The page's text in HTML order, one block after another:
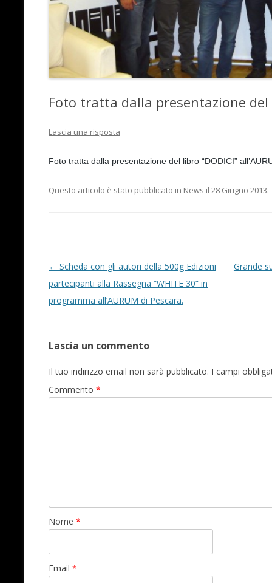
Foto tratta dalla presentazione del
Lascia una risposta
Foto tratta dalla presentazione del libro “DODICI”
Questo articolo è stato pubblicato in News il 28 Giugno 2013.
Navigazione articolo
← Scheda con gli autori della 500g Edizioni
partecipanti alla Rassegna “WHITE 30” in
programma all’AURUM di Pescara.
Grande
Lascia un commento
Il tuo indirizzo email non sarà pubblicato. I campi
Commento *
Nome *
Email *